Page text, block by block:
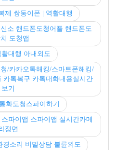
제 쌍둥이폰 | 역활대행
소 핸드폰도청어플 핸드폰도
도청앱
대행 아내외도
/카카오톡해킹/스마트폰해킹/
카톡복구 카톡대화내용실시간
보기
화도청스파이하기
파이앱 스파이앱 실시간카메
정면
경소리 비밀상담 불륜외도